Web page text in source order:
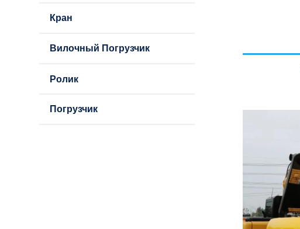
Кран
Вилочный Погрузчик
Ролик
Погрузчик